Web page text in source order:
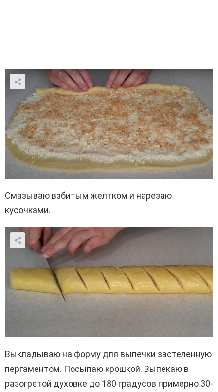
Смазываю взбитым желтком и нарезаю
кусочками.
Выкладываю на форму для выпечки застеленную
пергаментом. Посыпаю крошкой. Выпекаю в
разогретой духовке до 180 градусов примерно 30-